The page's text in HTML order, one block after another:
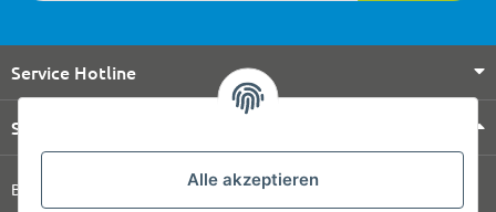
Alle akzeptieren
Service Hotline
Shop Service
Barrierefreiheitserklärung